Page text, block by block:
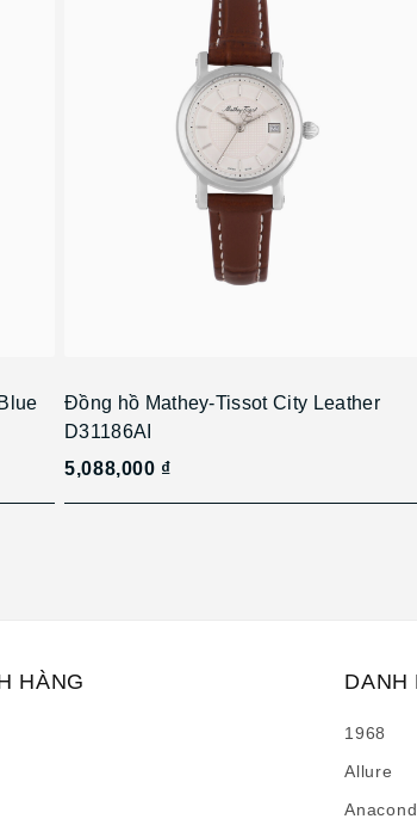
Đồng hồ Mathey-Tissot City Leather
D31186AI
5,088,000 ₫
HÀNG DANH
1968
Allure